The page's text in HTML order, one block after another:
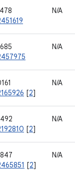
N/A
N/A
[2]
N/A
[2]
N/A
[2]
N/A